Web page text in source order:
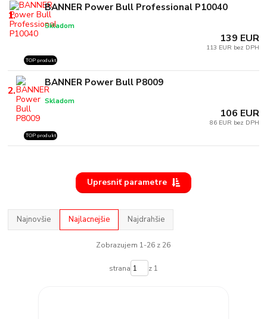
1.
BANNER Power Bull Professional P10040
Skladom
TOP produkt
139 EUR
113 EUR bez DPH
2.
BANNER Power Bull P8009
Skladom
TOP produkt
106 EUR
86 EUR bez DPH
Upresniť parametre
Najnovšie Najlacnejšie Najdrahšie
Zobrazujem 1-26 z 26
strana z 1